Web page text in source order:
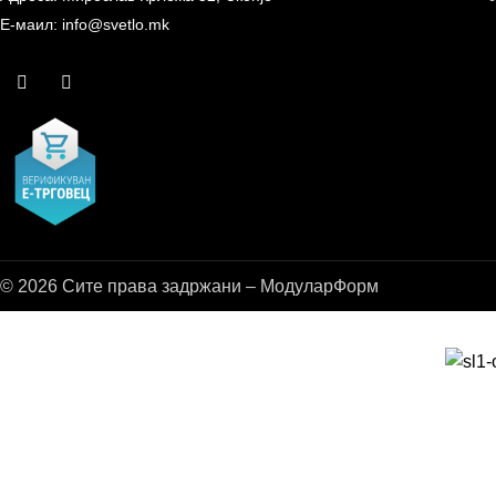
Е-маил: info@svetlo.mk
© 2026 Сите права задржани – МодуларФорм